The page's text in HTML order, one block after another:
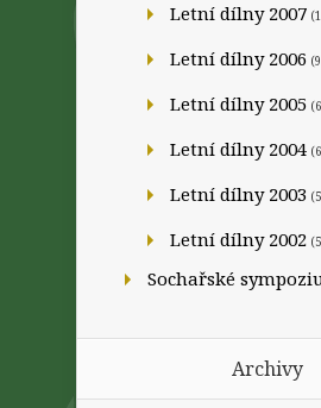
Letní dílny 2007
Letní dílny 2006
Letní dílny 2005
Letní dílny 2004
Letní dílny 2003
Letní dílny 2002
Sochařské
Archivy